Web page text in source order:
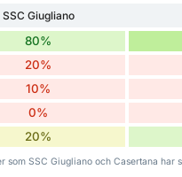
SSC Giugliano
80%
20%
10%
0%
20%
SSC Giugliano och Casertana har